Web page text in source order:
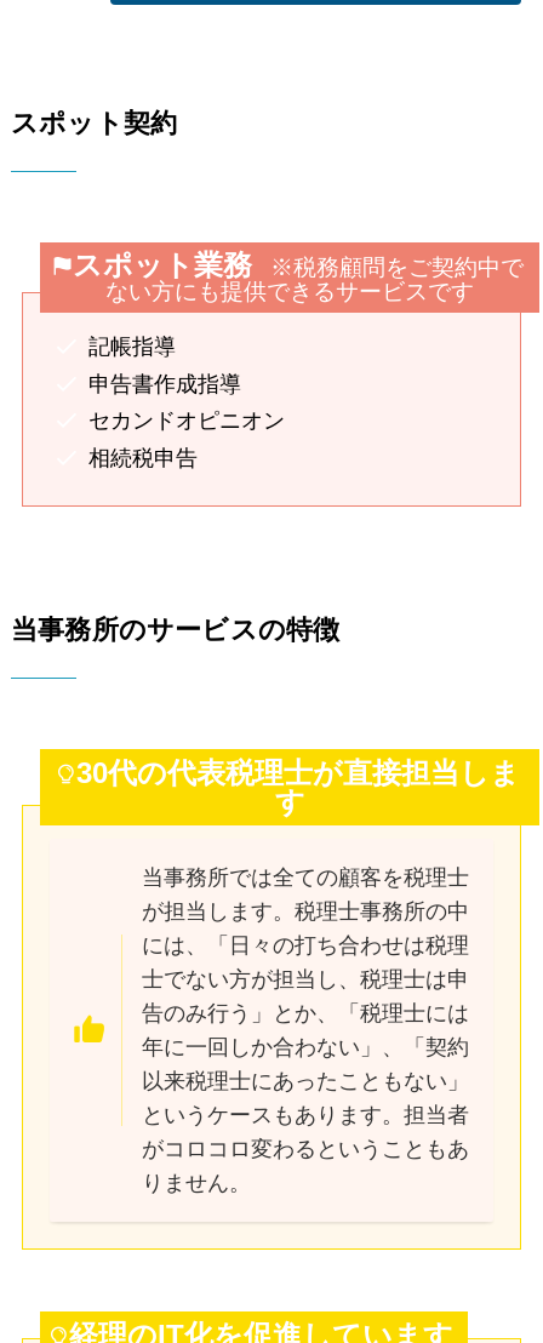
スポット契約
スポット業務
※税務顧問をご契約中で
ない方にも提供できるサービスです
記帳指導
申告書作成指導
セカンドオピニオン
相続税申告
当事務所のサービスの特徴
30代の代表税理士が直接担当しま
す
当事務所では全ての顧客を税理士
が担当します。税理士事務所の中
には、「日々の打ち合わせは税理
士でない方が担当し、税理士は申
告のみ行う」とか、「税理士には
年に一回しか合わない」、「契約
以来税理士にあったこともない」
というケースもあります。担当者
がコロコロ変わるということもあ
りません。
経理のIT化を促進しています